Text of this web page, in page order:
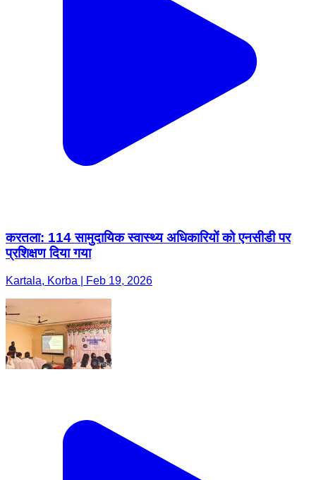
करतला: 114 सामुदायिक स्वास्थ्य अधिकारियों को एनसीडी पर
प्रशिक्षण दिया गया
Kartala, Korba | Feb 19, 2026